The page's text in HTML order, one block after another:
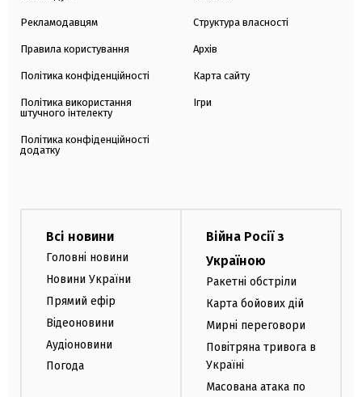
Рекламодавцям
Правила користування
Політика конфіденційності
Політика використання
штучного інтелекту
Політика конфіденційності
додатку
Структура власності
Архів
Карта сайту
Ігри
Всі новини
Головні новини
Новини України
Прямий ефір
Відеоновини
Аудіоновини
Погода
Війна Росії з
Україною
Ракетні обстріли
Карта бойових дій
Мирні переговори
Повітряна тривога в
Україні
Масована атака по